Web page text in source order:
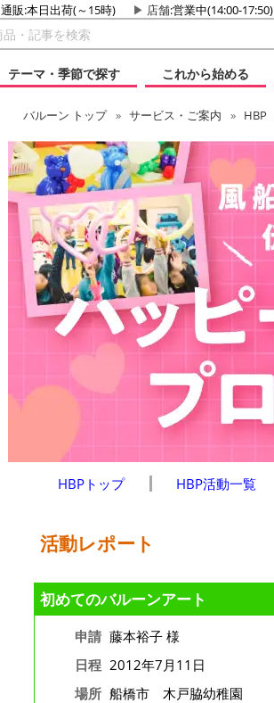
通販:本日出荷(～15時) 店舗:営業中(14:00-17:50)
テーマ・季節で探す
これから始める
バルーン トップ サービス・ご案内 HBP
HBPトップ HBP活動一覧
活動レポート
初めてのバルーンアート
申請 藤本裕子 様
日程 2012年7月11日
場所 船橋市 木戸脇幼稚園